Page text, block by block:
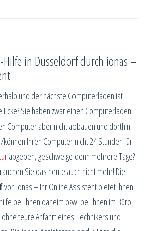
Hilfe in Düsseldorf durch ionas –
und der nächste Computerladen ist
Sie haben zwar einen Computerladen
Computer aber nicht abbauen und dorthin
Ihren Computer nicht 24 Stunden für
abgeben, geschweige denn mehrere Tage?
Sie das heute auch nicht mehr! Die
von ionas – Ihr Online Assistent bietet Ihnen
bei Ihnen daheim bzw. bei Ihnen im Büro
teure Anfahrt eines Technikers und